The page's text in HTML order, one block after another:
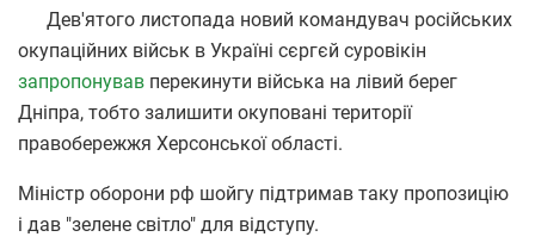
Дев'ятого листопада новий командувач російських
окупаційних військ в Україні сєргєй суровікін
запропонував перекинути війська на лівий берег
Дніпра, тобто залишити окуповані території
правобережжя Херсонської області.
Міністр оборони рф шойгу підтримав таку пропозицію
і дав "зелене світло" для відступу.